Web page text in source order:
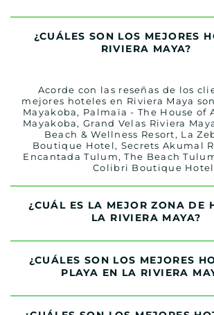
¿CUÁLES SON LOS MEJORES
RIVIERA MAYA?
Acorde con las reseñas de los
mejores hoteles en Riviera Maya
Mayakoba, Palmaïa - The House of
Mayakoba, Grand Velas Riviera
Beach & Wellness Resort, La
Boutique Hotel, Secrets Akumal
Encantada Tulum, The Beach
Colibri Boutique
¿CUÁL ES LA MEJOR ZONA DE
LA RIVIERA MAYA?
¿CUÁLES SON LOS MEJORES
PLAYA EN LA RIVIERA